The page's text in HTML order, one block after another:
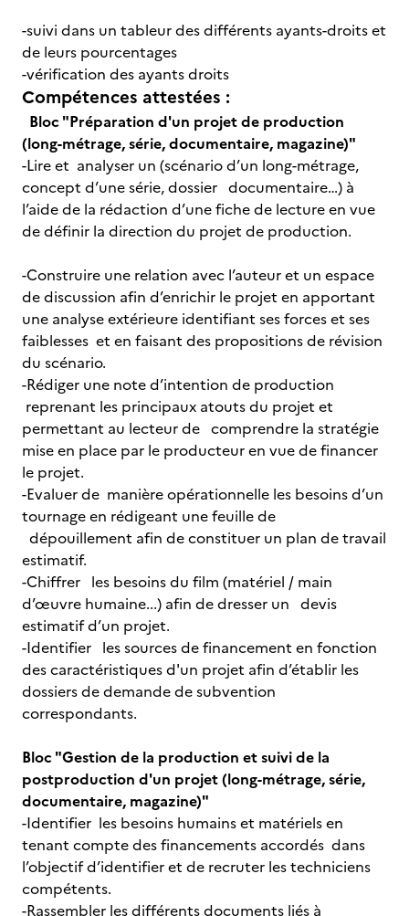
-suivi dans un tableur des différents ayants-droits et
de leurs pourcentages
-vérification des ayants droits
Compétences attestées :
Bloc "Préparation d'un projet de production
(long-métrage, série, documentaire, magazine)"
-Lire et analyser un (scénario d’un long-métrage,
concept d’une série, dossier documentaire…) à
l’aide de la rédaction d’une fiche de lecture en vue
de définir la direction du projet de production.
-Construire une relation avec l’auteur et un espace
de discussion afin d’enrichir le projet en apportant
une analyse extérieure identifiant ses forces et ses
faiblesses et en faisant des propositions de révision
du scénario.
-Rédiger une note d’intention de production
reprenant les principaux atouts du projet et
permettant au lecteur de comprendre la stratégie
mise en place par le producteur en vue de financer
le projet.
-Evaluer de manière opérationnelle les besoins d’un
tournage en rédigeant une feuille de
dépouillement afin de constituer un plan de travail
estimatif.
-Chiffrer les besoins du film (matériel / main
d’œuvre humaine...) afin de dresser un devis
estimatif d’un projet.
-Identifier les sources de financement en fonction
des caractéristiques d'un projet afin d’établir les
dossiers de demande de subvention
correspondants.
Bloc "Gestion de la production et suivi de la
postproduction d'un projet (long-métrage, série,
documentaire, magazine)"
-Identifier les besoins humains et matériels en
tenant compte des financements accordés dans
l’objectif d’identifier et de recruter les techniciens
compétents.
-Rassembler les différents documents liés à